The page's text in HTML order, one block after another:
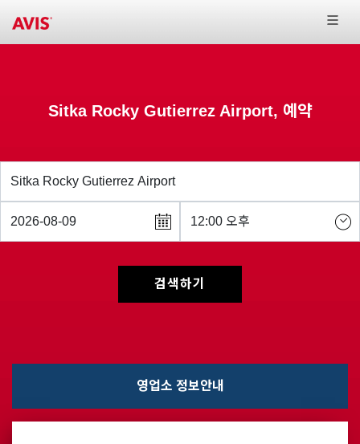
Sitka Rocky Gutierrez Airport, 예약
검색하기
영업소 정보안내